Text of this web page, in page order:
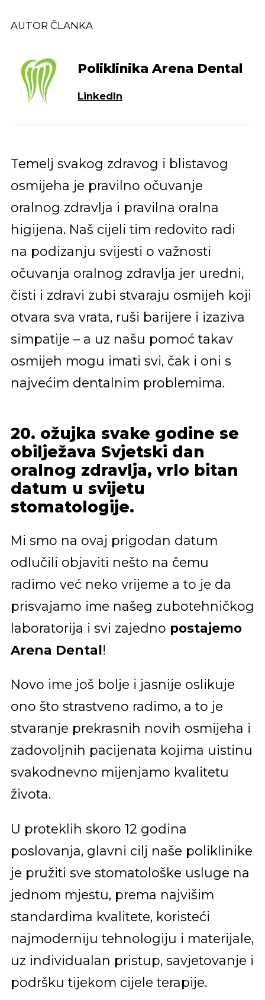
AUTOR ČLANKA
Poliklinika Arena Dental
LinkedIn
Temelj svakog zdravog i blistavog
osmijeha je pravilno očuvanje
oralnog zdravlja i pravilna oralna
higijena. Naš cijeli tim redovito radi
na podizanju svijesti o važnosti
očuvanja oralnog zdravlja jer uredni,
čisti i zdravi zubi stvaraju osmijeh koji
otvara sva vrata, ruši barijere i izaziva
simpatije – a uz našu pomoć takav
osmijeh mogu imati svi, čak i oni s
najvećim dentalnim problemima.
20. ožujka svake godine se
obilježava Svjetski dan
oralnog zdravlja, vrlo bitan
datum u svijetu
stomatologije.
Mi smo na ovaj prigodan datum
odlučili objaviti nešto na čemu
radimo već neko vrijeme a to je da
prisvajamo ime našeg zubotehničkog
laboratorija i svi zajedno postajemo
Arena Dental!
Novo ime još bolje i jasnije oslikuje
ono što strastveno radimo, a to je
stvaranje prekrasnih novih osmijeha i
zadovoljnih pacijenata kojima uistinu
svakodnevno mijenjamo kvalitetu
života.
U proteklih skoro 12 godina
poslovanja, glavni cilj naše poliklinike
je pružiti sve stomatološke usluge na
jednom mjestu, prema najvišim
standardima kvalitete, koristeći
najmoderniju tehnologiju i materijale,
uz individualan pristup, savjetovanje i
podršku tijekom cijele terapije.